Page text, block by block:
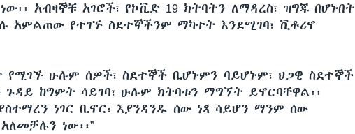
አብዛኞቹ አገሮች፣ የኮቪድ 19 ክትባትን ለማዳረስ፣ ዝግጁ በሆኑበት
አምልጠው የተገኙ ስደተኞችንም ማካተት እንደሚገባ፣ ቪቶሪኖ
የሚገኙ ሁሉም ሰዎች፣ ስደተኞች ቢሆኑምን ባይሆኑም፣ ህጋዊ ስደተኞች
ከግምት ሳይገባ፣ ሁሉም ክትባቱን ማግኘት ይኖርባቸዋል፡፡
ነገር ቢኖር፣ እያንዳንዱ ሰው ነጻ ሳይሆን ማንም ሰው
ነው፡፡”